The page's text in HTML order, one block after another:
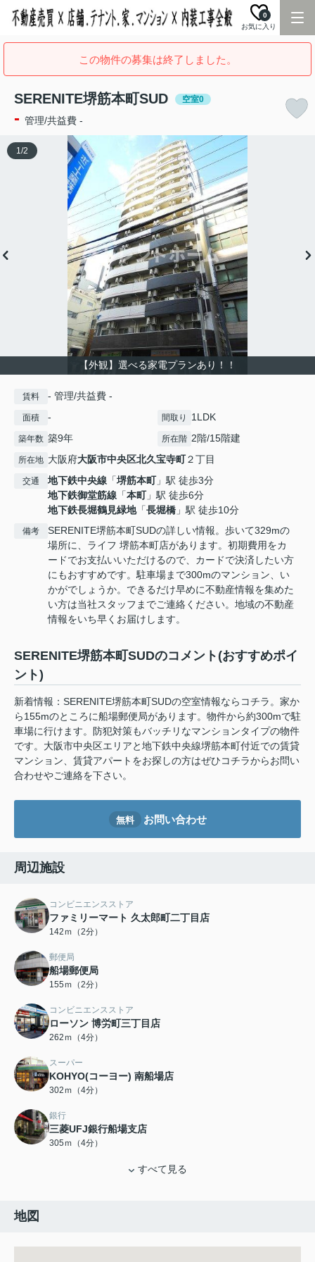
お気に入り
0
この物件の募集は終了しました。
SERENITE堺筋本町SUD 空室0
- 管理/共益費 -
【外観】選べる家電プランあり！！
1/2
賃料 - 管理/共益費 -
面積 - 間取り 1LDK
築年数 築9年 所在階 2階/15階建
所在地 大阪府大阪市中央区北久宝寺町２丁目
交通 地下鉄中央線 「堺筋本町」駅 徒歩3分
地下鉄御堂筋線 「本町」駅 徒歩6分
地下鉄長堀鶴見緑地「長堀橋 」駅 徒歩10分
備考
SERENITE堺筋本町SUDの詳しい情報。歩いて329mの
場所に、ライフ 堺筋本町店があります。初期費用をカ
ードでお支払いいただけるので、カードで決済したい方
にもおすすめです。駐車場まで300mのマンション、い
かがでしょうか。できるだけ早めに不動産情報を集めた
い方は当社スタッフまでご連絡ください。地域の不動産
情報をいち早くお届けします。
SERENITE堺筋本町SUDのコメント(おすすめポイ
ント)
新着情報：SERENITE堺筋本町SUDの空室情報ならコチラ。家か
ら155mのところに船場郵便局があります。物件から約300mで駐
車場に行けます。防犯対策もバッチリなマンションタイプの物件
です。大阪市中央区エリアと地下鉄中央線堺筋本町付近での賃貸
マンション、賃貸アパートをお探しの方はぜひコチラからお問い
合わせやご連絡を下さい。
無料 お問い合わせ
周辺施設
コンビニエンスストア
ファミリーマート 久太郎町二丁目店
142ｍ（2分）
郵便局
船場郵便局
155ｍ（2分）
コンビニエンスストア
ローソン 博労町三丁目店
262ｍ（4分）
スーパー
KOHYO(コーヨー) 南船場店
302ｍ（4分）
銀行
三菱UFJ銀行船場支店
305ｍ（4分）
すべて見る
地図